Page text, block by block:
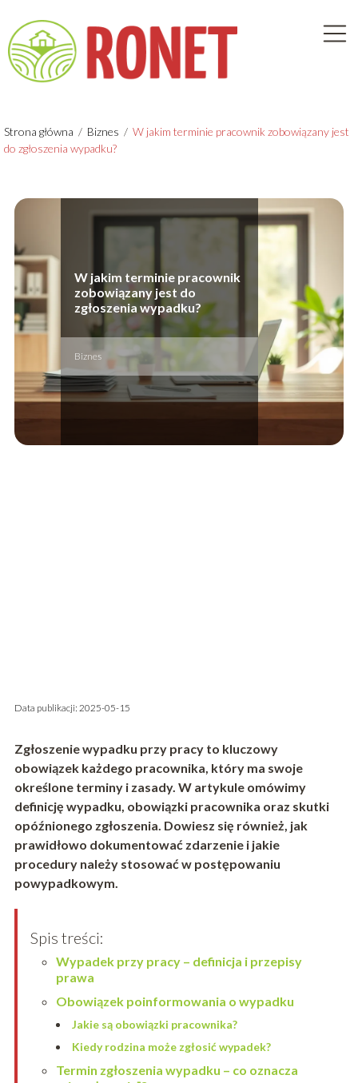
Strona główna / Biznes / W jakim terminie pracownik zobowiązany jest
do zgłoszenia wypadku?
W jakim terminie pracownik
zobowiązany jest do
zgłoszenia wypadku?
Biznes
Data publikacji: 2025-05-15
Zgłoszenie wypadku przy pracy to kluczowy
obowiązek każdego pracownika, który ma swoje
określone terminy i zasady. W artykule omówimy
definicję wypadku, obowiązki pracownika oraz skutki
opóźnionego zgłoszenia. Dowiesz się również, jak
prawidłowo dokumentować zdarzenie i jakie
procedury należy stosować w postępowaniu
powypadkowym.
Spis treści:
Wypadek przy pracy – definicja i przepisy
prawa
Obowiązek poinformowania o wypadku
Jakie są obowiązki pracownika?
Kiedy rodzina może zgłosić wypadek?
Termin zgłoszenia wypadku – co oznacza